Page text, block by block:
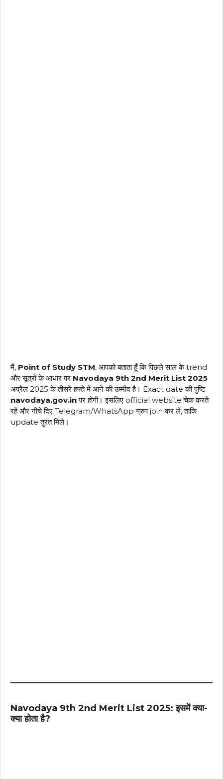
मैं, Point of Study STM, आपको बताता हूँ कि पिछले साल के trend
और सूत्रों के आधार पर Navodaya 9th 2nd Merit List 2025
अप्रैल 2025 के तीसरे हफ्ते में आने की उम्मीद है। Exact date की पुष्टि
navodaya.gov.inपर होगी। इसलिए official website चेक करते
रहें और नीचे दिए Telegram/WhatsApp ग्रुप join कर लें, ताकि
update तुरंत मिले।
Navodaya 9th 2nd Merit List 2025: इसमें क्या-
क्या होता है?